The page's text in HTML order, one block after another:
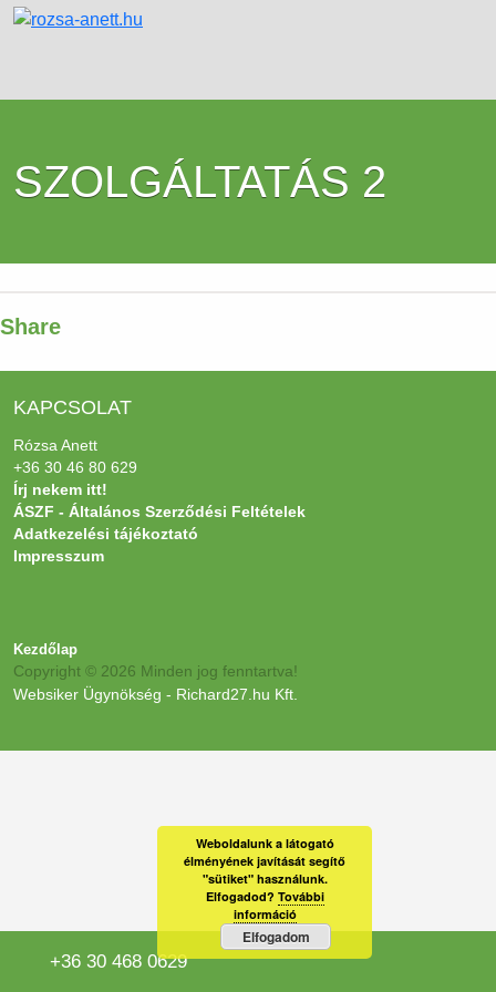
SZOLGÁLTATÁS 2
Share
+36 30 468 0629
KAPCSOLAT
Rózsa Anett
+36 30 46 80 629
Írj nekem itt!
ÁSZF - Általános Szerződési Feltételek
Adatkezelési tájékoztató
Impresszum
Kezdőlap
Copyright © 2026 Minden jog fenntartva!
Websiker Ügynökség - Richard27.hu Kft.
Weboldalunk a látogató
élményének javítását segítő
"sütiket" használunk.
Elfogadod? További
információ
Elfogadom